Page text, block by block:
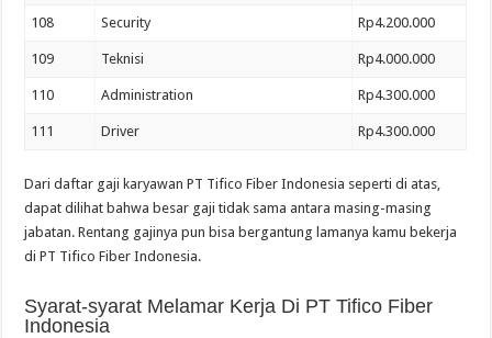
108 Security Rp4.200.000
109 Teknisi Rp4.000.000
110 Administration Rp4.300.000
111 Driver Rp4.300.000
Dari daftar gaji karyawan PT Tifico Fiber Indonesia seperti di atas,
dapat dilihat bahwa besar gaji tidak sama antara masing-masing
jabatan. Rentang gajinya pun bisa bergantung lamanya kamu bekerja
di PT Tifico Fiber Indonesia.
Syarat-syarat Melamar Kerja Di PT Tifico Fiber
Indonesia